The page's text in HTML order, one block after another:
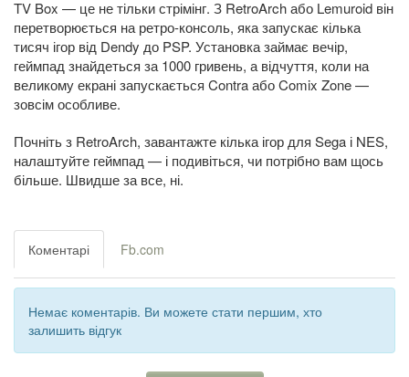
TV Box — це не тільки стрімінг. З RetroArch або Lemuroid він
перетворюється на ретро-консоль, яка запускає кілька
тисяч ігор від Dendy до PSP. Установка займає вечір,
геймпад знайдеться за 1000 гривень, а відчуття, коли на
великому екрані запускається Contra або Comix Zone —
зовсім особливе.
Почніть з RetroArch, завантажте кілька ігор для Sega і NES,
налаштуйте геймпад — і подивіться, чи потрібно вам щось
більше. Швидше за все, ні.
Коментарі Fb.com
Немає коментарів. Ви можете стати першим, хто
залишить відгук